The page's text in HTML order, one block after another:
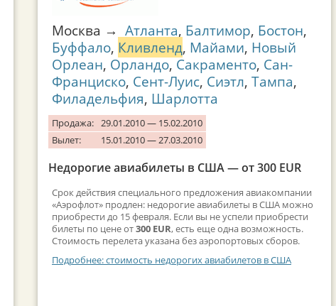
Москва → Атланта, Балтимор, Бостон,
Буффало, Кливленд, Майами, Новый
Орлеан, Орландо, Сакраменто, Сан-
Франциско, Сент-Луис, Сиэтл, Тампа,
Филадельфия, Шарлотта
Продажа: 29.01.2010 — 15.02.2010
Вылет:
15.01.2010 — 27.03.2010
Недорогие авиабилеты в США — от 300 EUR
Срок действия специального предложения авиакомпании
«Аэрофлот» продлен: недорогие авиабилеты в США можно
приобрести до 15 февраля. Если вы не успели приобрести
билеты по цене от300 EUR, есть еще одна возможность.
Стоимость перелета указана без аэропортовых сборов.
Подробнее: стоимость недорогих авиабилетов в США